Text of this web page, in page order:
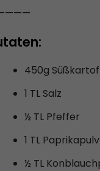
450g
1 TL Salz
½ TL Pfeffer
1 TL
½ TL